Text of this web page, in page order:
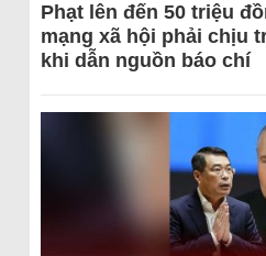
Phạt lên đến 50 triệu
mạng xã hội phải chịu
khi dẫn nguồn báo chí